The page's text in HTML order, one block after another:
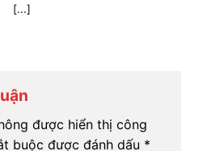
[...]
được hiển thị công
buộc được đánh dấu *